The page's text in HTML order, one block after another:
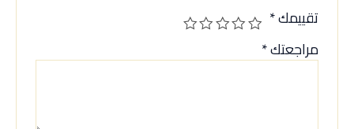
تقييمك*
مراجعتك*